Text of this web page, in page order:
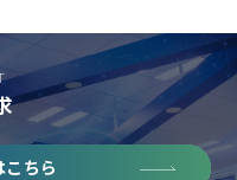
ちら